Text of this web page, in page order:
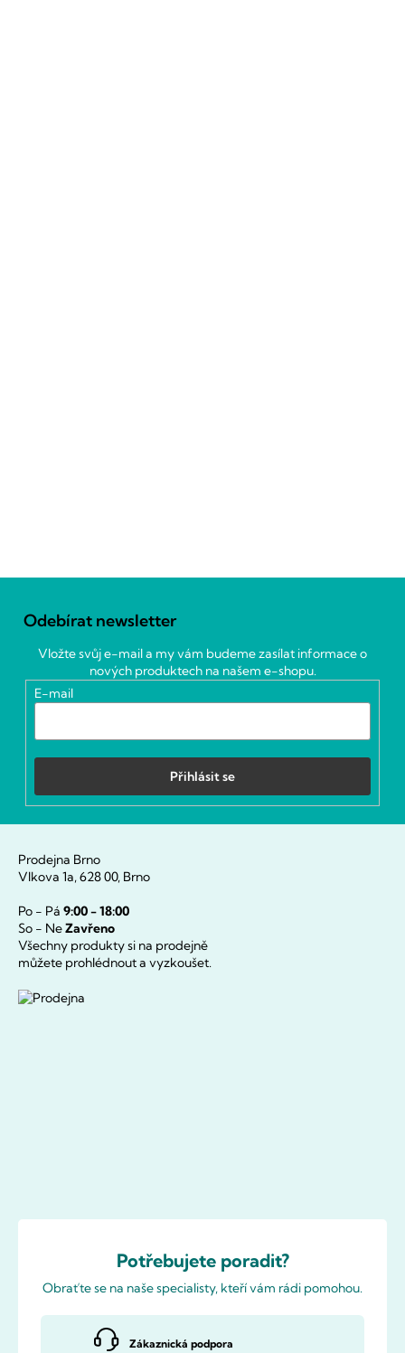
Odebírat newsletter
Vložte svůj e-mail a my vám budeme zasílat informace o
nových produktech na našem e-shopu.
E-mail
Přihlásit se
Prodejna Brno
Vlkova 1a, 628 00, Brno
Po - Pá 9:00 - 18:00
So - NeZavřeno
Všechny produkty si na prodejně
můžete prohlédnout a vyzkoušet.
Potřebujete poradit?
Obraťte se na naše specialisty, kteří vám rádi pomohou.
Zákaznická podpora